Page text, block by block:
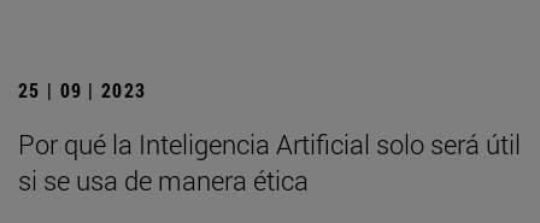
25 | 09 | 2023
Por qué la Inteligencia Artificial solo será útil
si se usa de manera ética